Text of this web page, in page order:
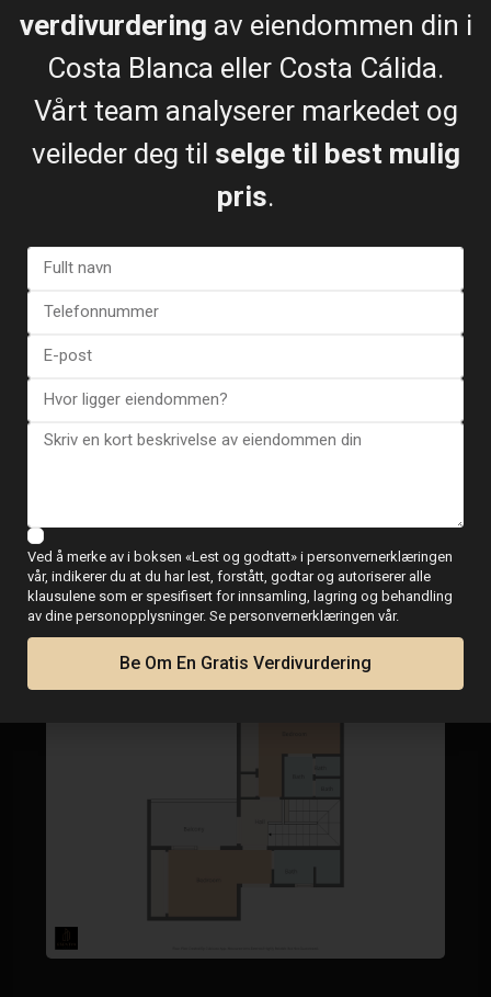
verdivurdering av eiendommen din i
Costa Blanca eller Costa Cálida.
Vårt team analyserer markedet og
veileder deg til selge til best mulig
pris.
Ved å merke av i boksen «Lest og godtatt» i personvernerklæringen
vår, indikerer du at du har lest, forstått, godtar og autoriserer alle
klausulene som er spesifisert for innsamling, lagring og behandling
av dine personopplysninger. Se personvernerklæringen vår.
Be Om En Gratis Verdivurdering